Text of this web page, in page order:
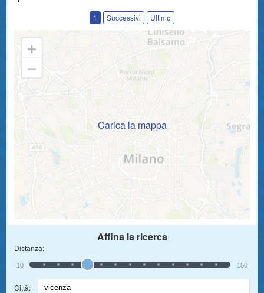
1 Successivi Ultimo
Carica la mappa
Affina la ricerca
Distanza:
10 150
Città: